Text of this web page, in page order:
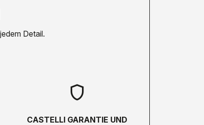
Detail.
shield
CASTELLI GARANTIE UND